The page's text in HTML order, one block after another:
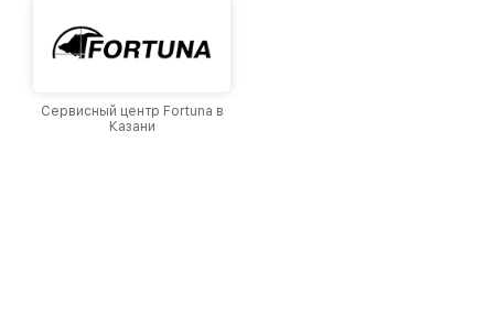
Сервисный центр Fortuna в
Казани